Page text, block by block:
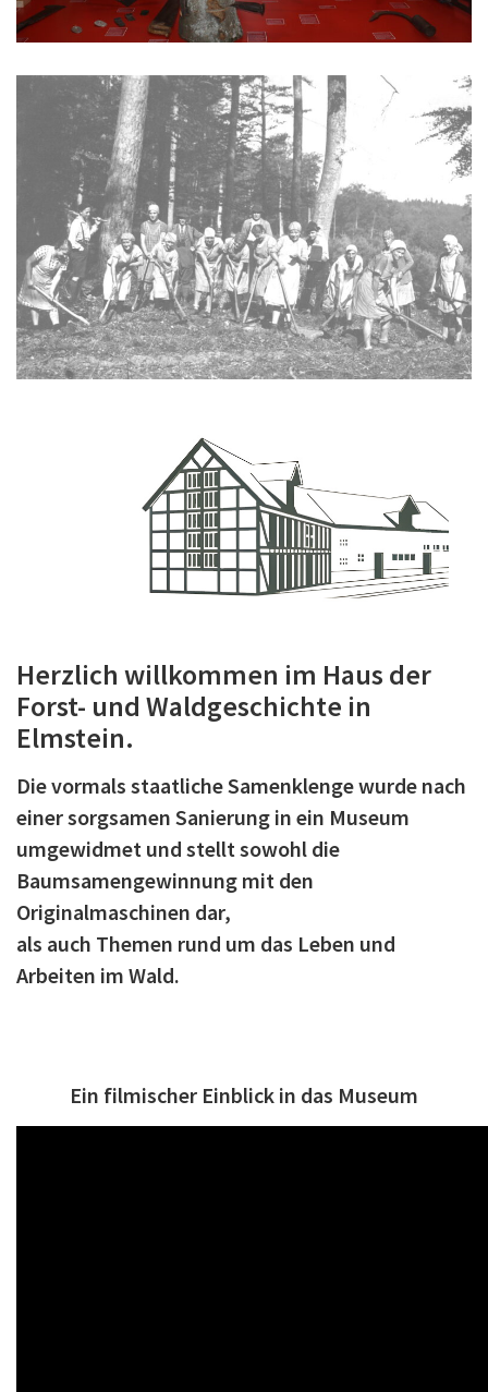
Herzlich willkommen im Haus der
Forst- und Waldgeschichte in
Elmstein.
Die vormals staatliche Samenklenge wurde nach
einer sorgsamen Sanierung in ein Museum
umgewidmet und stellt sowohl die
Baumsamengewinnung mit den
Originalmaschinen dar,
als auch Themen rund um das Leben und
Arbeiten im Wald.
Ein filmischer Einblick in das Museum